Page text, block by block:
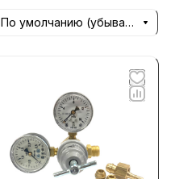
По умолчанию (убывание)